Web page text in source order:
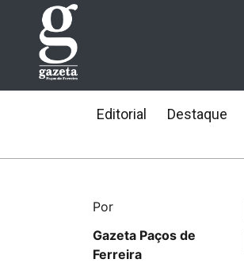
Editorial Destaque
Por
Gazeta Paços de
Ferreira